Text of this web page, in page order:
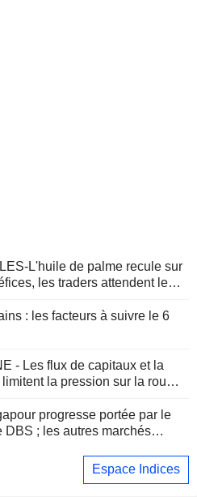
L'huile de palme recule sur
les traders attendent les
: les facteurs à suivre le 6
- Les flux de capitaux et la
la pression sur la roupie
progresse portée par le
DBS ; les autres marchés
Espace Indices